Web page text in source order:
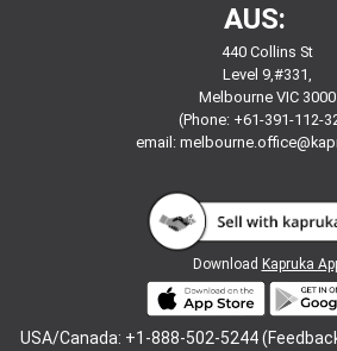
AUS:
440 Collins St
Level 9,#331,
Melbourne VIC 3000
(Phone: +61-391-112-
email:
Download Kapruka
USA/Canada: +1-888-502-5244